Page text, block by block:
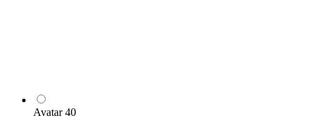
Avatar 40